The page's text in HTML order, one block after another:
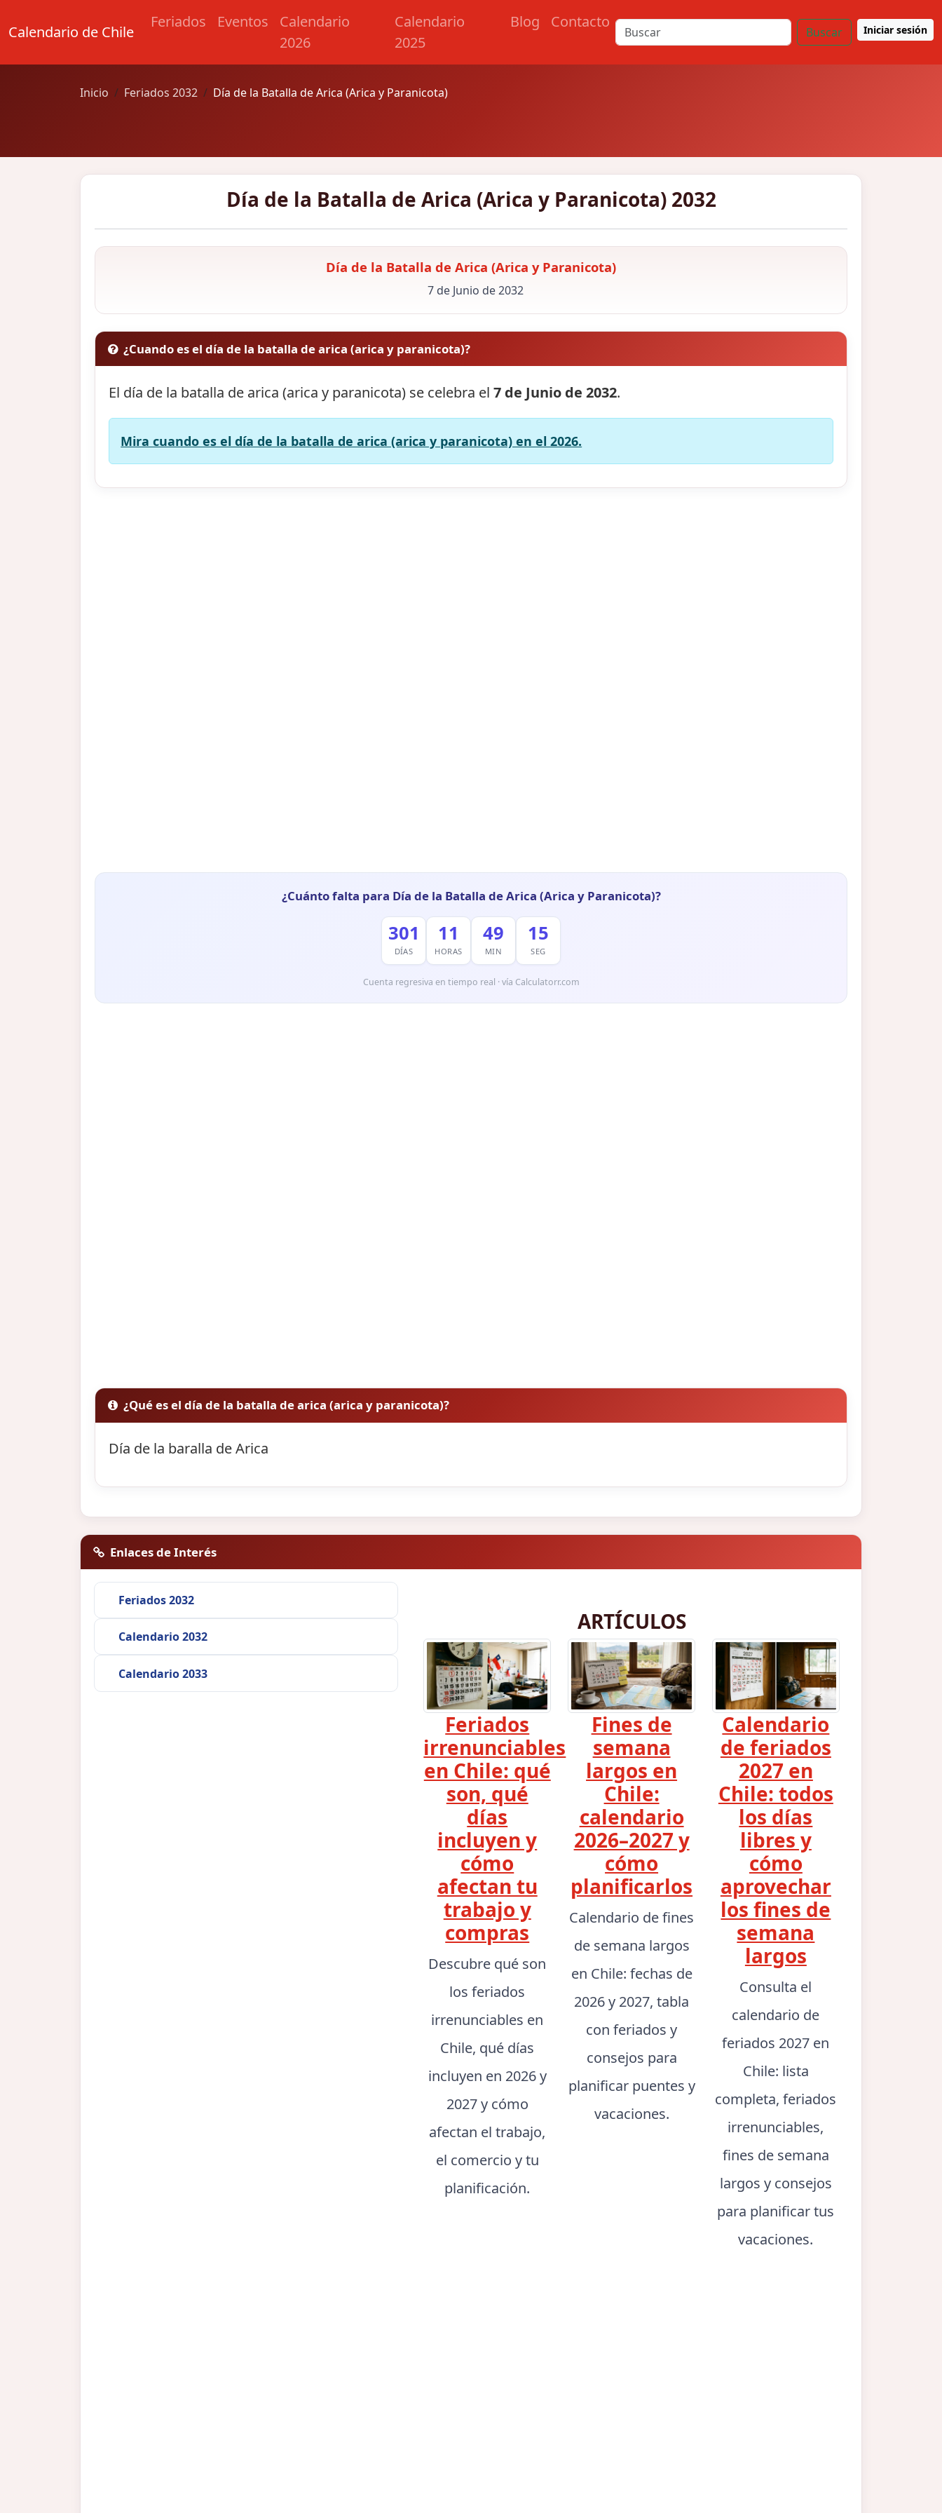
Calendario de Chile
Feriados Eventos
Calendario
2026
Calendario
2025
Blog Contacto
Buscar Iniciar sesión
Inicio Feriados 2032 Día de la Batalla de Arica (Arica y Paranicota)
Día de la Batalla de Arica (Arica y Paranicota) 2032
Día de la Batalla de Arica (Arica y Paranicota)
7 de Junio de 2032
¿Cuando es el día de la batalla de arica (arica y paranicota)?
El día de la batalla de arica (arica y paranicota) se celebra el7 de Junio de 2032.
Mira cuando es el día de la batalla de arica (arica y paranicota) en el 2026.
¿Cuánto falta para Día de la Batalla de Arica (Arica y Paranicota)?
301
DÍAS
11
HORAS
49
MIN
14
SEG
Cuenta regresiva en tiempo real · vía Calculatorr.com
¿Qué es el día de la batalla de arica (arica y paranicota)?
Día de la baralla de Arica
Enlaces de Interés
Feriados 2032
Calendario 2032
Calendario 2033
ARTÍCULOS
Feriados
irrenunciables
en Chile: qué
son, qué
días
incluyen y
cómo
afectan tu
trabajo y
compras
Descubre qué son
los feriados
irrenunciables en
Chile, qué días
incluyen en 2026 y
2027 y cómo
afectan el trabajo,
el comercio y tu
planificación.
Fines de
semana
largos en
Chile:
calendario
2026–2027 y
cómo
planificarlos
Calendario de fines
de semana largos
en Chile: fechas de
2026 y 2027, tabla
con feriados y
consejos para
planificar puentes y
vacaciones.
Calendario
de feriados
2027 en
Chile: todos
los días
libres y
cómo
aprovechar
los fines de
semana
largos
Consulta el
calendario de
feriados 2027 en
Chile: lista
completa, feriados
irrenunciables,
fines de semana
largos y consejos
para planificar tus
vacaciones.